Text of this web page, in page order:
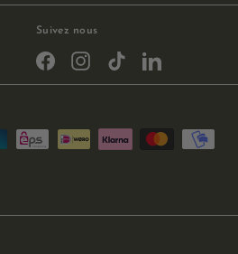
Suivez nous
FacebookInstagramTikTok LinkedIn